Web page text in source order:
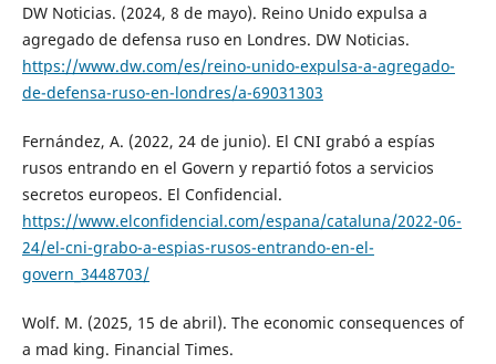
DW Noticias. (2024, 8 de mayo). Reino Unido expulsa a
agregado de defensa ruso en Londres. DW Noticias.
https://www.dw.com/es/reino-unido-expulsa-a-agregado-
de-defensa-ruso-en-londres/a-69031303
Fernández, A. (2022, 24 de junio). El CNI grabó a espías
rusos entrando en el Govern y repartió fotos a servicios
secretos europeos. El Confidencial.
https://www.elconfidencial.com/espana/cataluna/2022-06-
24/el-cni-grabo-a-espias-rusos-entrando-en-el-
govern_3448703/
Wolf. M. (2025, 15 de abril). The economic consequences of
a mad king. Financial Times.